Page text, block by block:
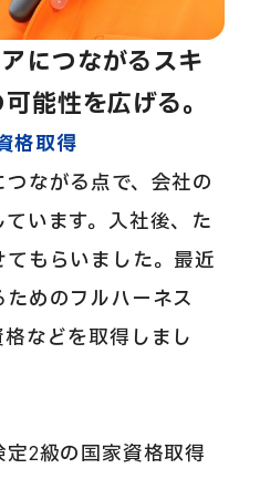
につながるスキ
能性を広げる。
格取得
ながる点で、会社の
います。入社後、た
てもらいました。最近
めのフルハーネス
などを取得しまし
2級の国家資格取得